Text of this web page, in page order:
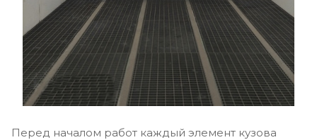
Перед началом работ каждый элемент кузова